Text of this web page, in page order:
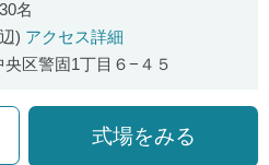
名
) アクセス詳細
区警固1丁目６−４５
式場をみる